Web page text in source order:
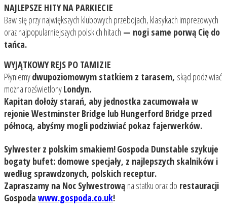
NAJLEPSZE HITY NA PARKIECIE
Baw się przy największych klubowych przebojach, klasykach imprezowych
oraz najpopularniejszych polskich hitach — nogi same porwą Cię do
tańca.
WYJĄTKOWY REJS PO TAMIZIE
Płyniemydwupoziomowym statkiem z tarasem, skąd podziwiać
można rozświetlonyLondyn.
Kapitan dołoży starań, aby jednostka zacumowała w
rejonie Westminster Bridge lub Hungerford Bridge przed
północą, abyśmy mogli podziwiać pokaz fajerwerków.
Sylwester z polskim smakiem!Gospoda Dunstable szykuje
bogaty bufet: domowe specjały, z najlepszych skalników i
według sprawdzonych, polskich receptur.
Zapraszamy na Noc Sylwestrową na statku oraz do restauracji
Gospoda www.gospoda.co.uk!